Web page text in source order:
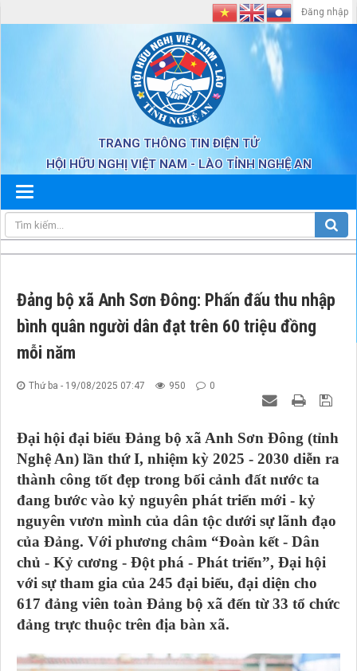
TRANG THÔNG TIN ĐIỆN TỬ
HỘI HỮU NGHỊ VIỆT NAM - LÀO TỈNH NGHỆ AN
Đăng nhập
Đảng bộ xã Anh Sơn Đông: Phấn đấu thu nhập
bình quân người dân đạt trên 60 triệu đồng
mỗi năm
Thứ ba - 19/08/2025 07:47 950 0
Đại hội đại biểu Đảng bộ xã Anh Sơn Đông (tỉnh
Nghệ An) lần thứ I, nhiệm kỳ 2025 - 2030 diễn ra
thành công tốt đẹp trong bối cảnh đất nước ta
đang bước vào kỷ nguyên phát triển mới - kỷ
nguyên vươn mình của dân tộc dưới sự lãnh đạo
của Đảng. Với phương châm “Đoàn kết - Dân
chủ - Kỷ cương - Đột phá - Phát triển”, Đại hội
với sự tham gia của 245 đại biểu, đại diện cho
617 đảng viên toàn Đảng bộ xã đến từ 33 tổ chức
đảng trực thuộc trên địa bàn xã.